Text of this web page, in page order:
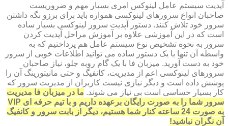
آپدیت سیستم عامل لینوکس امری بسیار مهم و ضروریست
صاحبان انواع سرورهای لینوکسی همواره باید برای برزو نگه داشتن
سرور خود تلاش کنند. دستور آپدیت سرور لینوکسی بسیار ساده
است که در این آموزشی علاوه بر آموزش مراحل آپدیت کردن
سرور به نحوه تشخیص نوع سیستم عامل هم پرداختیم که به
واسطه آن تنها با یک دستور ساده می توانید اطلاعات خوبی از سرور
خود به دست آورید. میزبان فا با یک گام روبه جلو، نیاز صاحبان
سرورهای لینوکسی اعم از مدیریت، کانفیگ و حتی مانیتورینگ آن را
پوشش داده است و دیگر نیازی نیست کاربران از مدیریت سرور که
کار بسیار حساسی است بی نیاز می شوند. ما در میزبان فا مدیریت
سرور شما را به صورت رایگان برعهده داریم و با تیم حرفه ای VIP
به صورت 24 ساعته کنار شما هستیم، دیگر از بابت سرور و کانفیگ
آن نگران نباشید!